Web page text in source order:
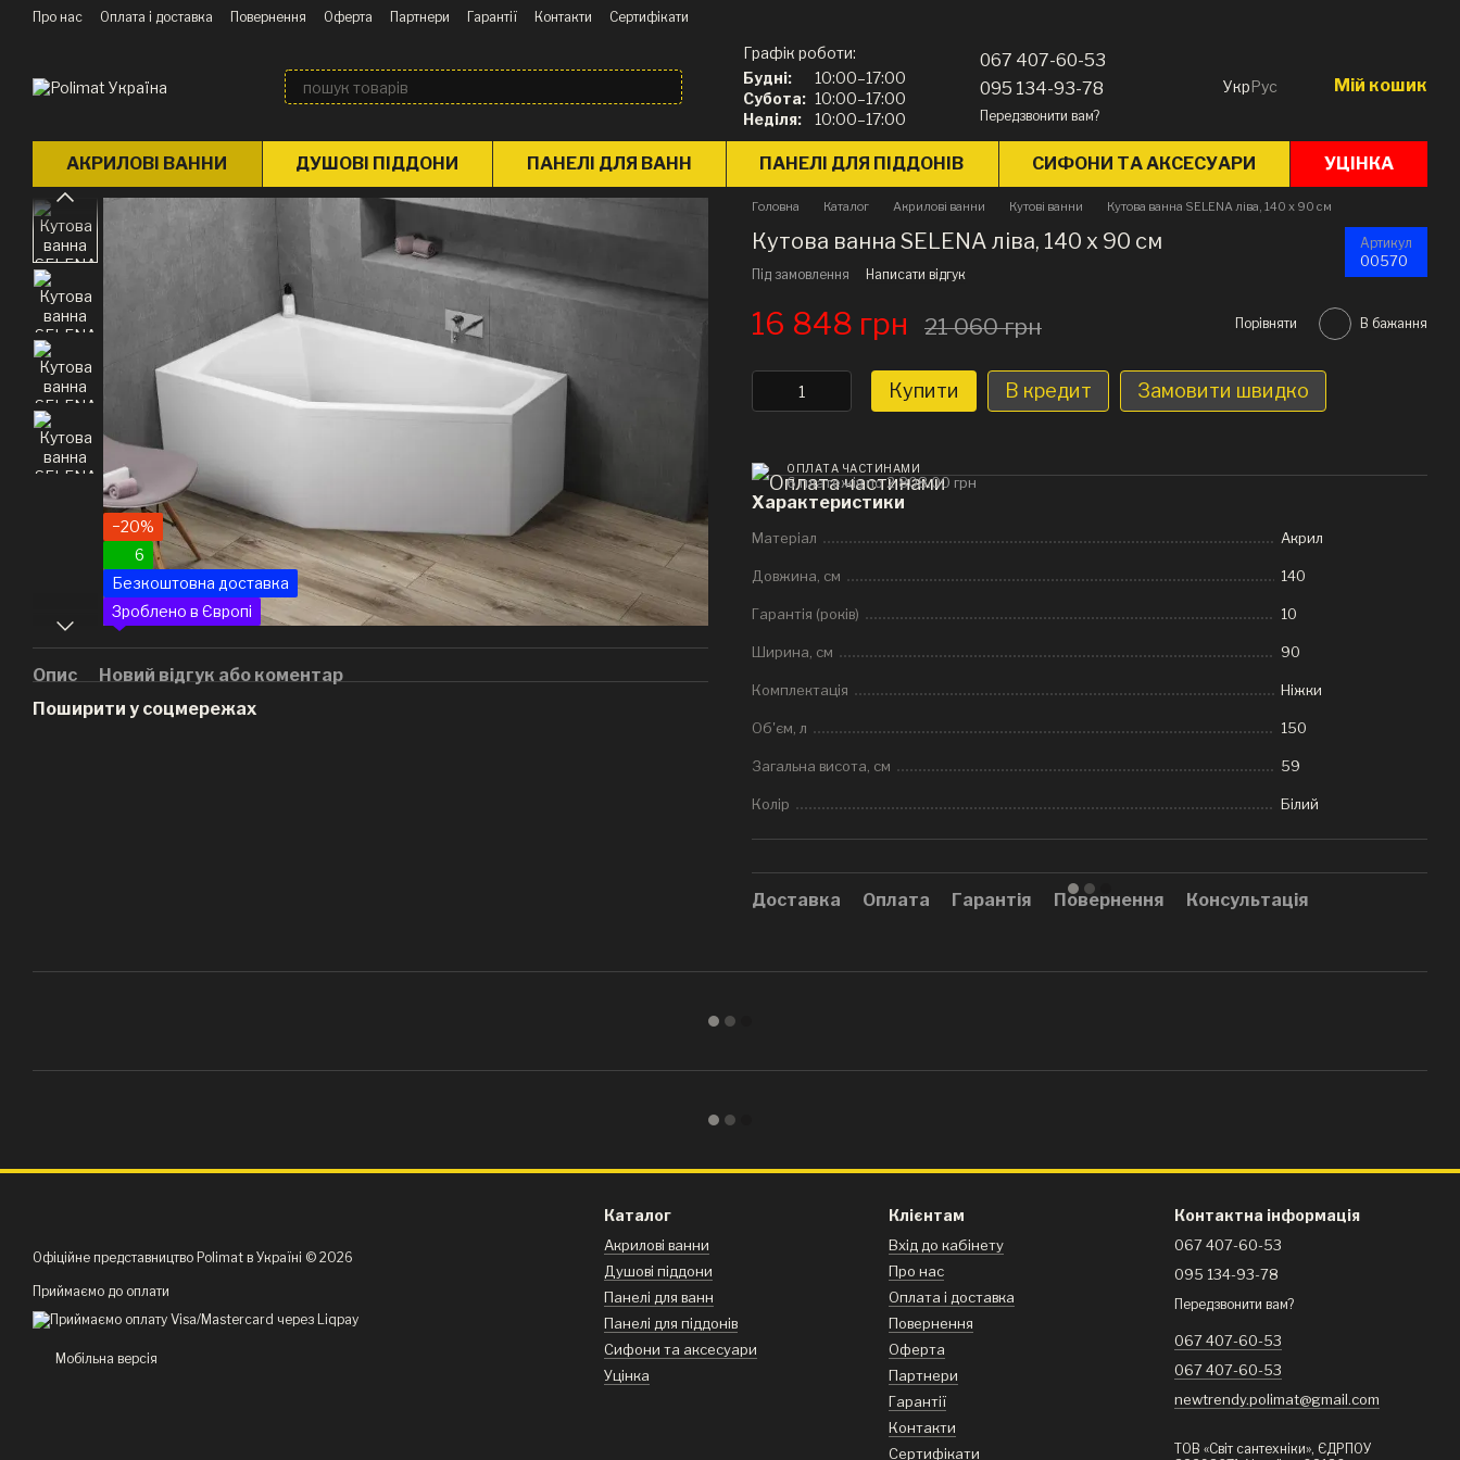
Перейти до основного контенту
Про нас Оплата і доставка Повернення Оферта Партнери Гарантії Контакти
Сертифікати
Графік роботи:
Будні:
10:00–17:00
Субота: 10:00–17:00
Неділя:
10:00–17:00
067 407-60-53
095 134-93-78
Передзвонити вам?
УкрРус Мій кошик
АКРИЛОВІ ВАННИ ДУШОВІ ПІДДОНИ ПАНЕЛІ ДЛЯ ВАНН ПАНЕЛІ ДЛЯ ПІДДОНІВ СИФОНИ ТА АКСЕСУАРИ УЦІНКА
−20%
6
Безкоштовна доставка
Зроблено в Європі
Опис
Новий відгук або коментар
Поширити у соцмережах
Головна Каталог Акрилові ванни Кутові ванни Кутова ванна SELENA ліва, 140 x 90 см
Кутова ванна SELENA ліва, 140 x 90 см Артикул
00570
Під замовлення Написати відгук
16 848 грн 21 060 грн Порівняти В бажання
Купити В кредит Замовити швидко
ОПЛАТА ЧАСТИНАМИ
6 платежів по 2 808.00 грн
Характеристики
Матеріал Акрил
Довжина, см 140
Гарантія (років) 10
Ширина, см 90
Комплектація Ніжки
Об'єм, л 150
Загальна висота, см 59
Колір Білий
Доставка Оплата Гарантія Повернення Консультація
Офіційне представництво Polimat в Україні © 2026
Приймаємо до оплати
Мобільна версія
Каталог
Акрилові ванни
Душові піддони
Панелі для ванн
Панелі для піддонів
Сифони та аксесуари
Уцінка
Клієнтам
Вхід до кабінету
Про нас
Оплата і доставка
Повернення
Оферта
Партнери
Гарантії
Контакти
Сертифікати
Контактна інформація
067 407-60-53
095 134-93-78
Передзвонити вам?
067 407-60-53
067 407-60-53
newtrendy.polimat@gmail.com
ТОВ «Світ сантехніки», ЄДРПОУ